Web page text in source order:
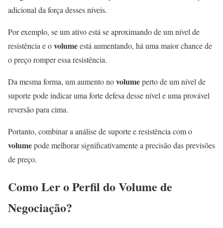
adicional da força desses níveis.
Por exemplo, se um ativo está se aproximando de um nível de
resistência e ovolumeestá aumentando, há uma maior chance de
o preço romper essa resistência.
Da mesma forma, um aumento novolumeperto de um nível de
suporte pode indicar uma forte defesa desse nível e uma provável
reversão para cima.
Portanto, combinar a análise de suporte e resistência com o
volumepode melhorar significativamente a precisão das previsões
de preço.
Como Ler o Perfil doVolume de
Negociação?